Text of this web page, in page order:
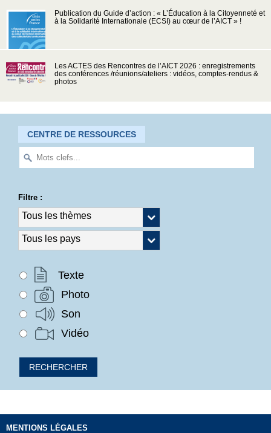
Publication du Guide d’action : « L’Éducation à la Citoyenneté et
à la Solidarité Internationale (ECSI) au cœur de l’AICT » !
Les ACTES des Rencontres de l’AICT 2026 : enregistrements
des conférences /réunions/ateliers : vidéos, comptes-rendus &
photos
CENTRE DE RESSOURCES
Filtre :
Texte
Photo
Son
Vidéo
MENTIONS LÉGALES